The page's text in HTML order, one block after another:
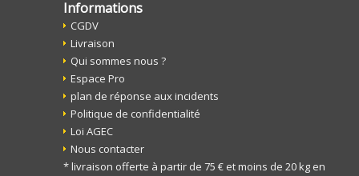
Informations
CGDV
Livraison
Qui sommes nous ?
Espace Pro
plan de réponse aux incidents
Politique de confidentialité
Loi AGEC
Nous contacter
* livraison offerte à partir de 75 € et moins de 20 kg en